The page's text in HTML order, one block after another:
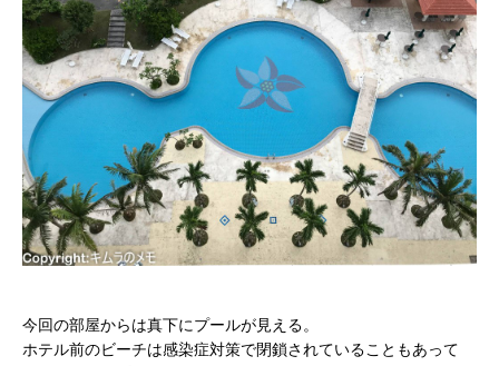
今回の部屋からは真下にプールが見える。
ホテル前のビーチは感染症対策で閉鎖されていることもあって